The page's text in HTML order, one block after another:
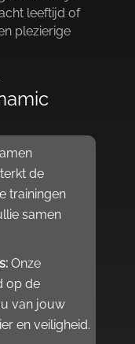
leeftijd of
plezierige
de
trainingen
samen
Onze
op de
van jouw
en veiligheid.​